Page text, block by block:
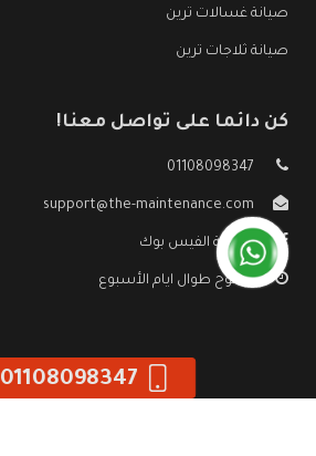
صيانة غسالات ترين
صيانة ثلاجات ترين
كن دائما على تواصل معنا!
01108098347
support@the-maintenance.com
صفحة الفيس بوك
مفتوح طوال ايام الأسبوع
01108098347